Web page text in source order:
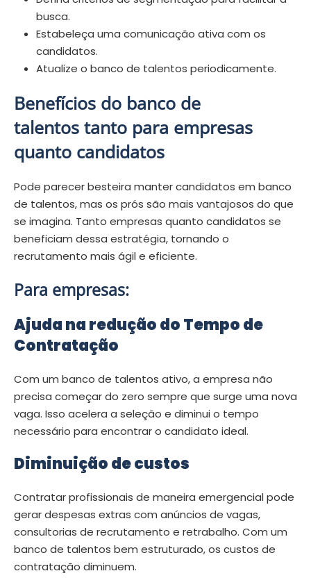
busca.
Estabeleça uma comunicação ativa com os
candidatos.
Atualize o banco de talentos periodicamente.
Benefícios do banco de
talentos tanto para empresas
quanto candidatos
Pode parecer besteira manter candidatos em banco
de talentos, mas os prós são mais vantajosos do que
se imagina. Tanto empresas quanto candidatos se
beneficiam dessa estratégia, tornando o
recrutamento mais ágil e eficiente.
Para empresas:
Ajuda na redução do Tempo de
Contratação
Com um banco de talentos ativo, a empresa não
precisa começar do zero sempre que surge uma nova
vaga. Isso acelera a seleção e diminui o tempo
necessário para encontrar o candidato ideal.
Diminuição de custos
Contratar profissionais de maneira emergencial pode
gerar despesas extras com anúncios de vagas,
consultorias de recrutamento e retrabalho. Com um
banco de talentos bem estruturado, os custos de
contratação diminuem.